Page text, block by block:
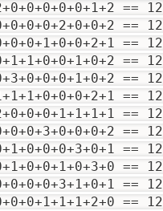
== 12
== 12
== 12
== 12
== 12
== 12
== 12
== 12
== 12
== 12
== 12
== 12